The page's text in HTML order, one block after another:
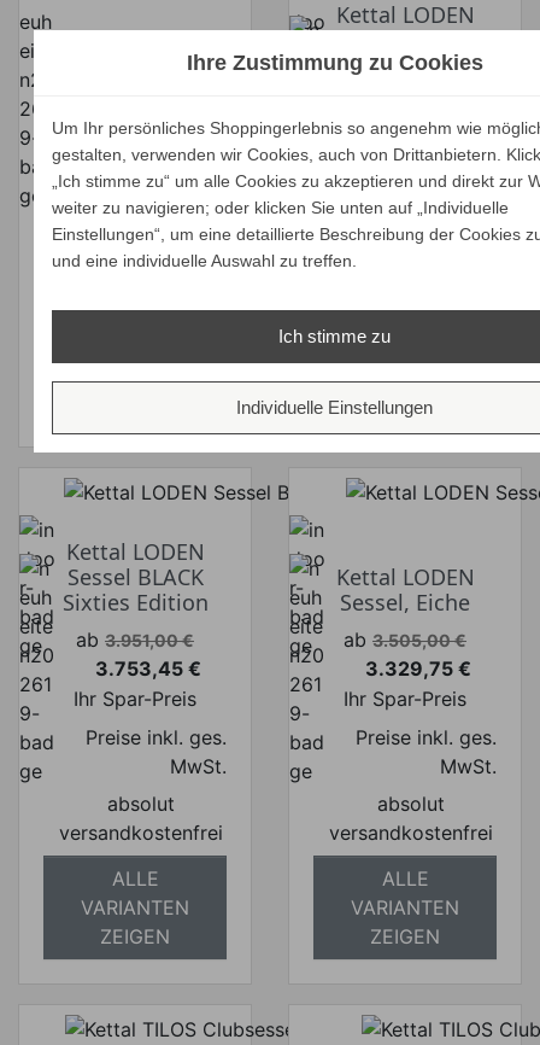
Kettal LODEN
3.040,95 €
Ihr Spar-Preis
Preise inkl. ges.
MwSt.
absolut
VARIANTEN
Kettal LODEN
Sessel RED
Sixties Edition
Preis
3.753,45 €
Ihr Spar-Preis
Preise inkl. ges.
MwSt.
ALLE
VARIANTEN
ZEIGEN
Kettal LODEN
Sessel BLACK
Sixties Edition
Verkaufspreis
ab 3.951,00 €
Preis
3.753,45 €
Ihr Spar-Preis
Preise inkl. ges.
MwSt.
absolut
versandkostenfrei
ALLE
VARIANTEN
ZEIGEN
Kettal LODEN
Sessel, Eiche
Verkaufspreis
ab 3.505,00 €
Preis
3.329,75 €
Ihr Spar-Preis
Preise inkl. ges.
MwSt.
absolut
versandkostenfrei
ALLE
VARIANTEN
ZEIGEN
Ihre Zustimmung zu Cookies
Um Ihr persönliches Shoppingerlebnis so angenehm wie
gestalten, verwenden wir Cookies, auch von Drittanbietern.
„Ich stimme zu“ um alle Cookies zu akzeptieren und direkt zur
weiter zu navigieren; oder klicken Sie unten auf „Individuelle
Einstellungen“, um eine detaillierte Beschreibung der Cookies
und eine individuelle Auswahl zu treffen.
Ich stimme zu
Individuelle Einstellungen